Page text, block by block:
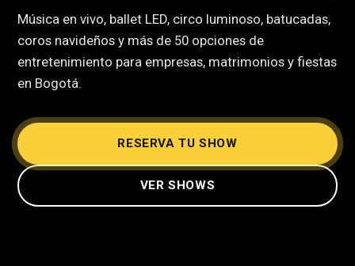
Música en vivo, ballet LED, circo luminoso, batucadas,
coros navideños y más de 50 opciones de
entretenimiento para empresas, matrimonios y fiestas
en Bogotá.
RESERVA TU SHOW
VER SHOWS